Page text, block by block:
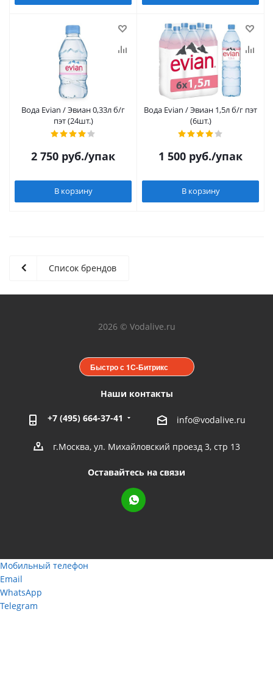
Вода Evian / Эвиан 0,33л б/г
пэт (24шт.)
2 750 руб./упак
В корзину
Вода Evian / Эвиан 1,5л б/г пэт
(6шт.)
1 500 руб./упак
В корзину
Список брендов
2026 © Vodalive.ru
Быстро с 1С-Битрикс
Наши контакты
+7 (495) 664-37-41 info@vodalive.ru
г.Москва, ул. Михайловский проезд 3, стр 13
Оставайтесь на связи
Мобильный телефон
Email
WhatsApp
Telegram